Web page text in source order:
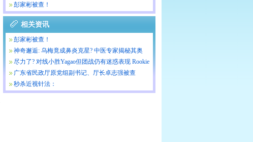
彭家彬被查！
相关资讯
彭家彬被查！
神奇邂逅: 乌梅竟成鼻炎克星? 中医专家揭秘其奥
秘!
尽力了? 对线小胜Yagao但团战仍有迷惑表现 Rookie
五局战绩25-13-
广东省民政厅原党组副书记、厅长卓志强被查
秒杀近视针法：